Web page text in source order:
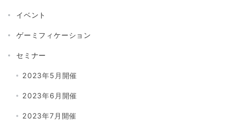
イベント
ゲーミフィケーション
セミナー
2023年5月開催
2023年6月開催
2023年7月開催